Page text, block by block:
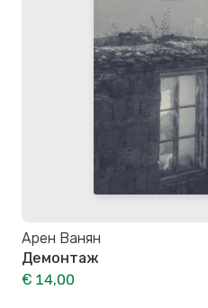
Арен Ванян
Демонтаж
€ 14,00